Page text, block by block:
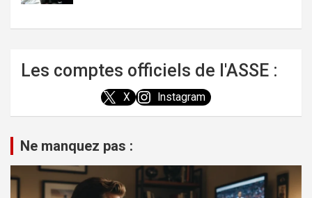
Les comptes officiels de l'ASSE :
X Instagram
Ne manquez pas :